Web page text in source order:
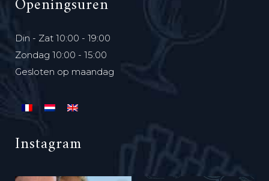
Openingsuren
Din - Zat 10:00 - 19:00
Zondag 10:00 - 15:00
Gesloten op maandag
Instagram